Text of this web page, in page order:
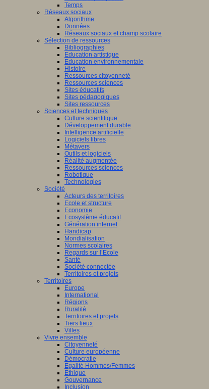
Temps
Réseaux sociaux
Algorithme
Données
Réseaux sociaux et champ scolaire
Sélection de ressources
Bibliographies
Education artistique
Education environnementale
Histoire
Ressources citoyenneté
Ressources sciences
Sites éducatifs
Sites pédagogiques
Sites ressources
Sciences et techniques
Culture scientifique
Développement durable
Intelligence artificielle
Logiciels libres
Métavers
Outils et logiciels
Réalité augmentée
Ressources sciences
Robotique
Technologies
Société
Acteurs des territoires
Ecole et structure
Economie
Ecosystème éducatif
Génération internet
Handicap
Mondialisation
Normes scolaires
Regards sur l’Ecole
Santé
Société connectée
Territoires et projets
Territoires
Europe
International
Régions
Ruralité
Territoires et projets
Tiers lieux
Villes
Vivre ensemble
Citoyenneté
Culture européenne
Démocratie
Egalité Hommes/Femmes
Ethique
Gouvernance
Inclusion